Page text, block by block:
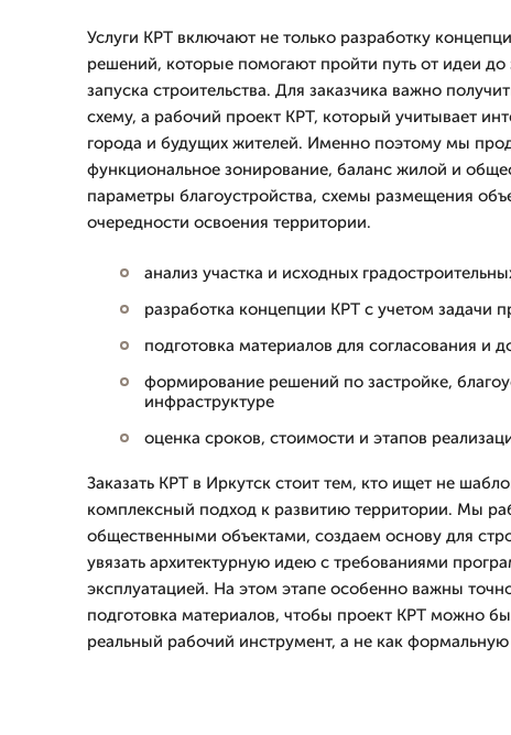
Услуги КРТ включают не только разработку
решений, которые помогают пройти путь от идеи до
запуска строительства. Для заказчика важно
схему, а рабочий проект КРТ, который учитывает
города и будущих жителей. Именно поэтому мы
функциональное зонирование, баланс жилой и
параметры благоустройства, схемы размещения
очередности освоения территории.
анализ участка и исходных
разработка концепции КРТ с учетом задачи
подготовка материалов для согласования и
формирование решений по застройке,
инфраструктуре
оценка сроков, стоимости и этапов
Заказать КРТ в Иркутск стоит тем, кто ищет не
комплексный подход к развитию территории. Мы
общественными объектами, создаем основу для
увязать архитектурную идею с требованиями
эксплуатацией. На этом этапе особенно важны
подготовка материалов, чтобы проект КРТ можно
реальный рабочий инструмент, а не как